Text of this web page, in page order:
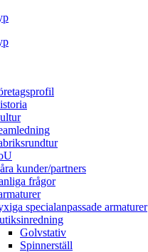
kunder/partners
frågor
specialanpassade armaturer
Golvstativ
Spinnerställ